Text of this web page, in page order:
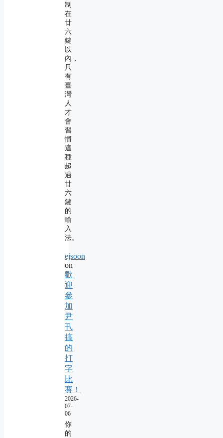
制
在
廿
六
鍵
以
內，
只
有
臺
灣
人
才
會
習
慣
這
種
超
過
廿
六
鍵
的
輸
入
法。
ejsoon
on
歡
迎
參
加
尹
卂
搞
的
打
字
比
賽！
2026-
07-
06
你
的